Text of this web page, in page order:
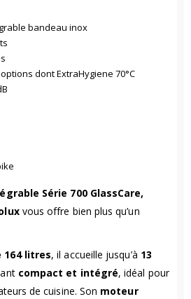
bandeau inox
dont ExtraHygiene 70°C
Série 700 GlassCare,
vous offre bien plus qu’un
164 litres, il accueille jusqu’à 13
compact et intégré, idéal pour
de cuisine. Son moteur